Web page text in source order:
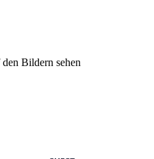
den Bildern sehen